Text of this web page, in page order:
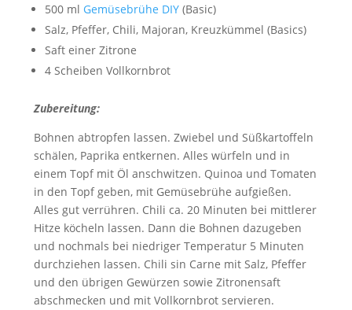
500 ml Gemüsebrühe DIY(Basic)
Salz, Pfeffer, Chili, Majoran, Kreuzkümmel (Basics)
Saft einer Zitrone
4 Scheiben Vollkornbrot
Zubereitung:
Bohnen abtropfen lassen. Zwiebel und Süßkartoffeln
schälen, Paprika entkernen. Alles würfeln und in
einem Topf mit Öl anschwitzen. Quinoa und Tomaten
in den Topf geben, mit Gemüsebrühe aufgießen.
Alles gut verrühren. Chili ca. 20 Minuten bei mittlerer
Hitze köcheln lassen. Dann die Bohnen dazugeben
und nochmals bei niedriger Temperatur 5 Minuten
durchziehen lassen. Chili sin Carne mit Salz, Pfeffer
und den übrigen Gewürzen sowie Zitronensaft
abschmecken und mit Vollkornbrot servieren.